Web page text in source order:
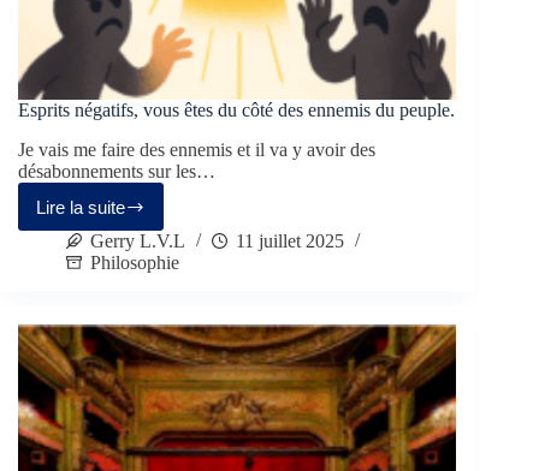
Esprits négatifs, vous êtes du côté des ennemis du peuple.
Je vais me faire des ennemis et il va y avoir des
désabonnements sur les…
Lire la suite
Gerry L.V.L
11 juillet 2025
Philosophie